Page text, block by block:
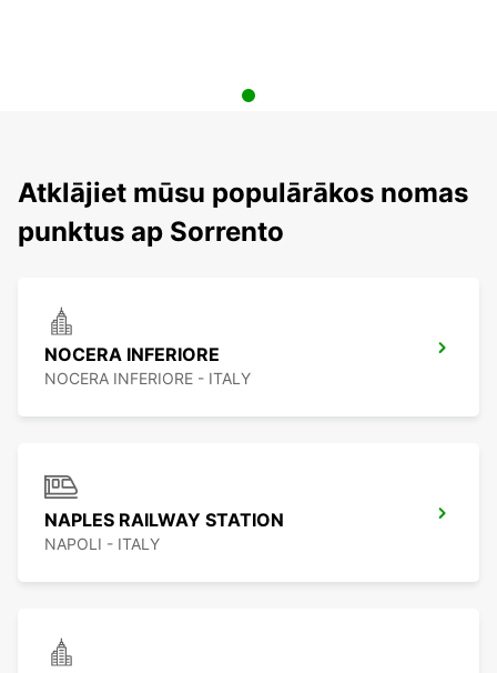
Atklājiet mūsu populārākos nomas
punktus ap Sorrento
NOCERA INFERIORE
NOCERA INFERIORE - ITALY
NAPLES RAILWAY STATION
NAPOLI - ITALY